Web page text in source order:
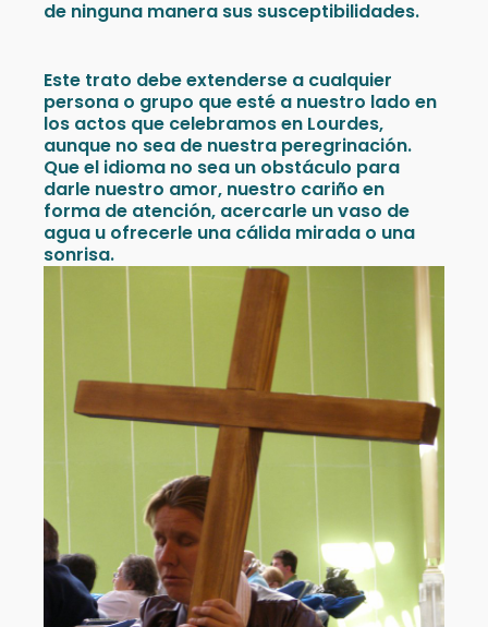
de ninguna manera sus susceptibilidades.
Este trato debe extenderse a cualquier
persona o grupo que esté a nuestro lado en
los actos que celebramos en Lourdes,
aunque no sea de nuestra peregrinación.
Que el idioma no sea un obstáculo para
darle nuestro amor, nuestro cariño en
forma de atención, acercarle un vaso de
agua u ofrecerle una cálida mirada o una
sonrisa.